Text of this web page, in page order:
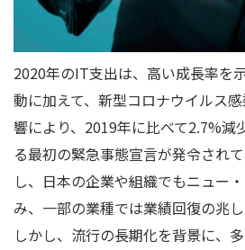
2020年のIT支出は、高い成長率を
動に加えて、新型コロナウイルス
響により、2019年に比べて2.7%減
る最初の緊急事態宣言が発令され
し、日本の企業や組織でもニュー
み、一部の業種では業績回復の兆し
しかし、流行の長期化を背景に、